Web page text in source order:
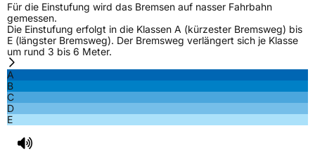
Für die Einstufung wird das Bremsen auf nasser Fahrbahn
gemessen.
Die Einstufung erfolgt in die Klassen A (kürzester Bremsweg) bis
E (längster Bremsweg). Der Bremsweg verlängert sich je Klasse
um rund 3 bis 6 Meter.
A
B
C
D
E